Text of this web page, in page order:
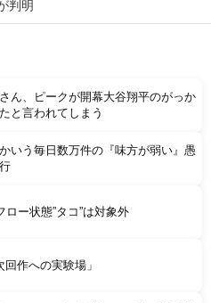
判明
ん、ピークが開幕大谷翔平のがっか
と言われてしまう
いう毎日数万件の『味方が弱い』愚
ロー状態”タコ”は対象外
作への実験場」